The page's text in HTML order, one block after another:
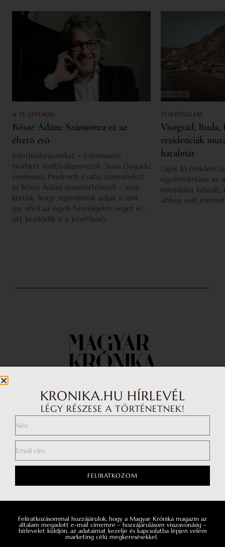
A TE SZTORID
Bősze Ádám: Számomra ez az
éltető erő
Interjúalanyainkat – Lobenwein
Norbert fesztiválszervezőt, Sena Dagadu
énekesnő, Pindroch Csaba színművészt
és Bősze Ádám zenetörténészt – arra
kértük, hogy egymásnak adják a szót,
így ahol az egyik beszélgetés véget ér,
ott kezdődik is a következő.
TÖRTÉNELEM
Visegrád,
rezidenciák
hatalmát
Lajos fő
egyértelműen az
mintájára készült,
ahhoz volt
Impresszum
Általános Szerződési Feltételek
Adatkezelési tájékoztató
Facebook
Instagram
KRONIKA.HU HÍRLEVÉL
LÉGY RÉSZESE A TÖRTÉNETNEK!
FELIRATKOZOM
Feliratkozásommal hozzájárulok, hogy a Magyar Krónika magazin az
általam megadott e-mail címemre – hozzájárulásom visszavonásig –
hírlevelet küldjön, az adataimat kezelje és kapcsolatba lépjen velem
marketing célú megkeresésekkel.